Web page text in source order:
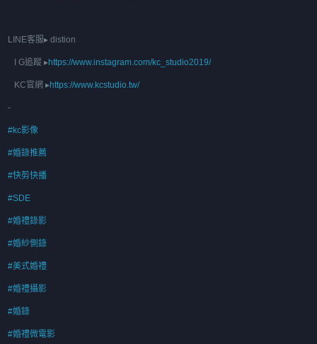
LINE客服▸ distion
I G追蹤 ▸https://www.instagram.com/kc_studio2019/
KC官網 ▸https://www.kcstudio.tw/
-
#kc影像
#婚錄推薦
#快剪快播
#SDE
#婚禮錄影
#婚紗側錄
#美式婚禮
#婚禮攝影
#婚錄
#婚禮微電影